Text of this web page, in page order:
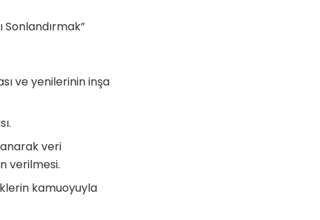
Sonlandırmak”
ve yenilerinin inşa
veri
verilmesi.
kamuoyuyla